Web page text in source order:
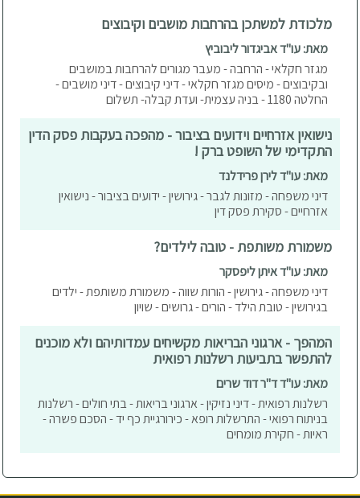
מלכודת למשתכן בהרחבות מושבים וקיבוצים
מאת: עו"ד אביגדור ליבוביץ
מגזר חקלאי - הרחבה - מעבר מגורים להרחבות במושבים
ובקיבוצים - מיסים מגזר חקלאי - דיני קיבוצים - דיני מושבים -
החלטה 1180 - בניה עצמית- ועדת קבלה- תשלום
נישואין אזרחיים וידועים בציבור - מהפכה בעקבות פסק הדין
התקדימי של השופט ברק !
מאת: עו"ד לירן פרידלנד
דיני משפחה - מזונות לגבר - גירושין - ידועים בציבור - נישואין
אזרחיים - סקירת פסק דין
משמורת משותפת - טובה לילדים?
מאת: עו"ד איתן ליפסקר
דיני משפחה - גירושין - הורות שווה - משמורת משותפת - ילדים
בגירושין - טובת הילד - הורים - גרושים - שויון
המהפך - ארגוני הבריאות מקשיחים עמדותיהם ולא מוכנים
להתפשר בתביעות רשלנות רפואית
מאת: עו"ד ד"ר דוד שרים
רשלנות רפואית - דיני נזיקין - ארגוני בריאות - בתי חולים - רשלנות
בניתוח רפואי - התרשלות רופא - כירורגיית כף יד - הסכם פשרה -
ראיות - חקירת מומחים